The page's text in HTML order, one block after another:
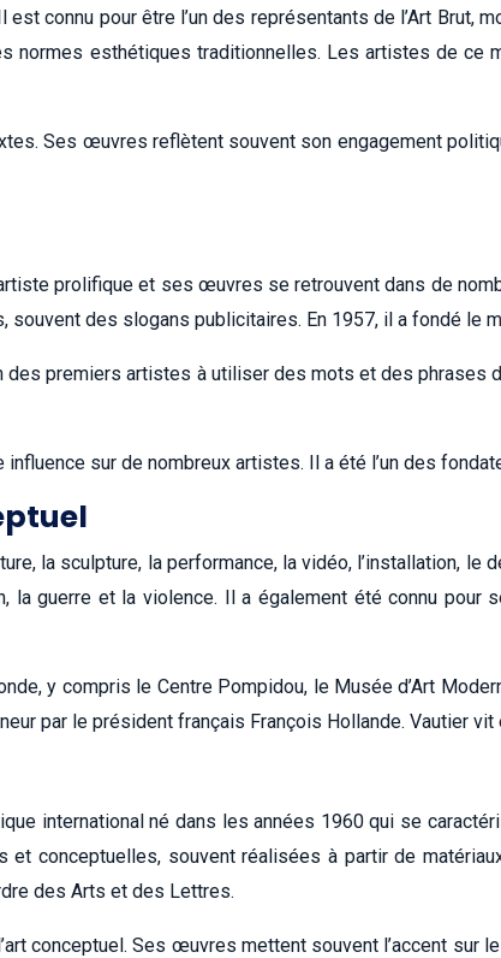
connu pour être l’un des représentants de l’Art Brut,
normes esthétiques traditionnelles. Les artistes de ce
Ses œuvres reflètent souvent son engagement
prolifique et ses œuvres se retrouvent dans de
des slogans publicitaires. En 1957, il a fondé le
des premiers artistes à utiliser des mots et des
sur de nombreux artistes. Il a été l’un des
la sculpture, la performance, la vidéo, l’installation,
guerre et la violence. Il a également été connu pour
y compris le Centre Pompidou, le Musée d’Art
par le président français François Hollande. Vautier
international né dans les années 1960 qui se
conceptuelles, souvent réalisées à partir de
des Arts et des Lettres.
conceptuel. Ses œuvres mettent souvent l’accent sur